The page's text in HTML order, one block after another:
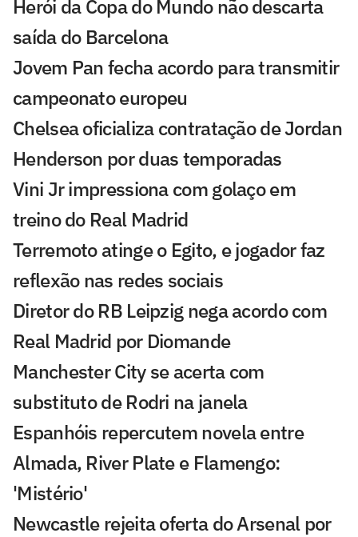
Herói da Copa do Mundo não descarta
saída do Barcelona
Jovem Pan fecha acordo para transmitir
campeonato europeu
Chelsea oficializa contratação de Jordan
Henderson por duas temporadas
Vini Jr impressiona com golaço em
treino do Real Madrid
Terremoto atinge o Egito, e jogador faz
reflexão nas redes sociais
Diretor do RB Leipzig nega acordo com
Real Madrid por Diomande
Manchester City se acerta com
substituto de Rodri na janela
Espanhóis repercutem novela entre
Almada, River Plate e Flamengo:
'Mistério'
Newcastle rejeita oferta do Arsenal por